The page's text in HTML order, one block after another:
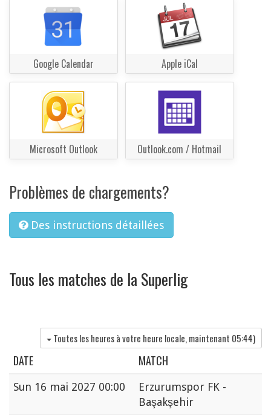
Google Calendar Apple iCal
Microsoft Outlook Outlook.com / Hotmail
Problèmes de chargements?
Des instructions détaillées
Tous les matches de la Superlig
Toutes les heures à votre heure locale, maintenant 05:44)
DATE MATCH
Sun 16 mai 2027 00:00
Erzurumspor FK -
Başakşehir